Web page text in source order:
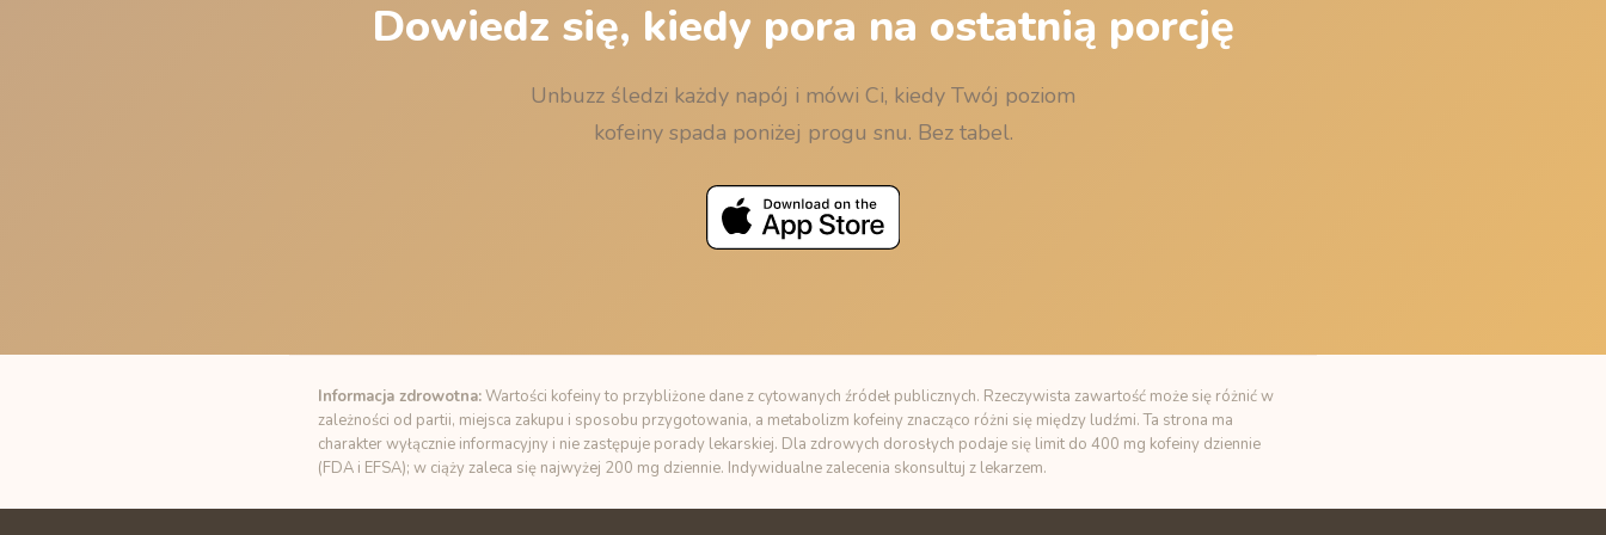
Dowiedz się, kiedy pora na ostatnią porcję
Unbuzz śledzi każdy napój i mówi Ci, kiedy Twój poziom
kofeiny spada poniżej progu snu. Bez tabel.
Informacja zdrowotna:Wartości kofeiny to przybliżone dane z cytowanych źródeł publicznych. Rzeczywista zawartość może się różnić w
zależności od partii, miejsca zakupu i sposobu przygotowania, a metabolizm kofeiny znacząco różni się między ludźmi. Ta strona ma
charakter wyłącznie informacyjny i nie zastępuje porady lekarskiej. Dla zdrowych dorosłych podaje się limit do 400 mg kofeiny dziennie
(FDA i EFSA); w ciąży zaleca się najwyżej 200 mg dziennie. Indywidualne zalecenia skonsultuj z lekarzem.